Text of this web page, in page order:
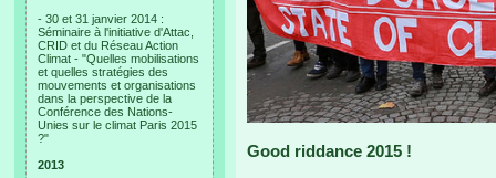
- 30 et 31 janvier 2014 :
Séminaire à l'initiative d'Attac,
CRID et du Réseau Action
Climat - "Quelles mobilisations
et quelles stratégies des
mouvements et organisations
dans la perspective de la
Conférence des Nations-
Unies sur le climat Paris 2015
?"
2013
Good riddance 2015 !